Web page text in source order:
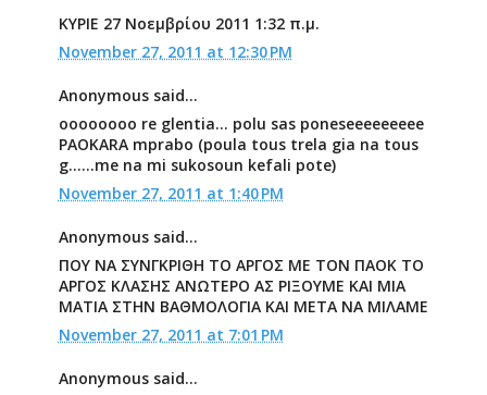
ΚΥΡΙΕ 27 Νοεμβρίου 2011 1:32 π.μ.
November 27, 2011 at 12:30 PM
Anonymous said...
oooooooo re glentia... polu sas poneseeeeeeeee
PAOKARA mprabo (poula tous trela gia na tous
g......me na mi sukosoun kefali pote)
November 27, 2011 at 1:40 PM
Anonymous said...
ΠΟΥ ΝΑ ΣΥΝΓΚΡΙΘΗ ΤΟ ΑΡΓΟΣ ΜΕ ΤΟΝ ΠΑΟΚ ΤΟ
ΑΡΓΟΣ ΚΛΑΣΗΣ ΑΝΩΤΕΡΟ ΑΣ ΡΙΞΟΥΜΕ ΚΑΙ ΜΙΑ
ΜΑΤΙΑ ΣΤΗΝ ΒΑΘΜΟΛΟΓΙΑ ΚΑΙ ΜΕΤΑ ΝΑ ΜΙΛΑΜΕ
November 27, 2011 at 7:01 PM
Anonymous said...